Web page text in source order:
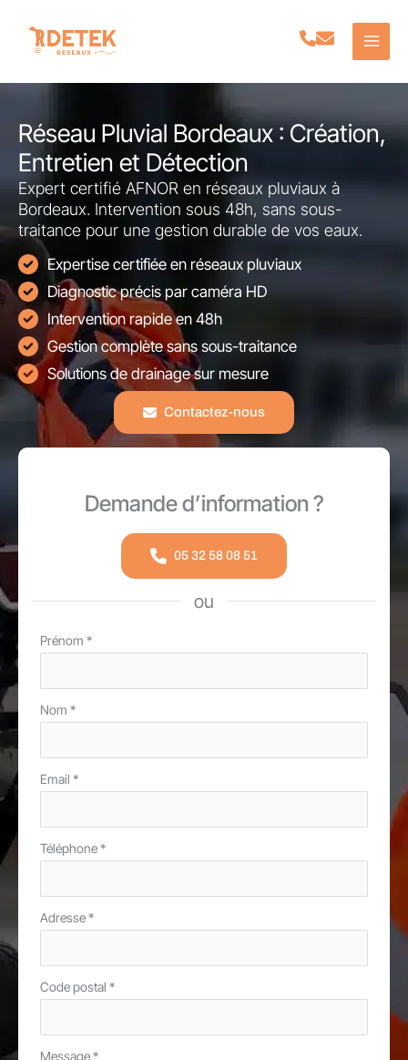
contenu
Réseau Pluvial Bordeaux : Création,
Entretien et Détection
Expert certifié AFNOR en réseaux pluviaux à
Bordeaux. Intervention sous 48h, sans sous-
traitance pour une gestion durable de vos eaux.
Expertise certifiée en réseaux pluviaux
Diagnostic précis par caméra HD
Intervention rapide en 48h
Gestion complète sans sous-traitance
Solutions de drainage sur mesure
Contactez-nous
Demande d’information ?
05 32 58 08 51
ou
Formulaire
avec
téléphone
Prénom *
Nom *
Email *
Téléphone*
Adresse*
Code postal *
Message*